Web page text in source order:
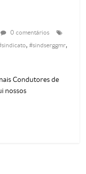
0 comentários
,#sindserggmr,
Condutores de
nossos